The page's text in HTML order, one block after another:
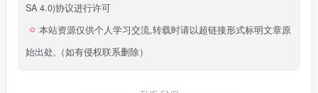
SA 4.0)协议进行许可
本站资源仅供个人学习交流,转载时请以超链接形式标明文章原
始出处,（如有侵权联系删除）